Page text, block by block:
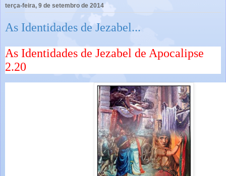
terça-feira, 9 de setembro de 2014
As Identidades de Jezabel...
As Identidades de Jezabel de Apocalipse
2.20